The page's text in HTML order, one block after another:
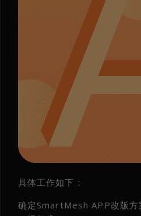
具体工作如下：
确定SmartMesh APP改版方